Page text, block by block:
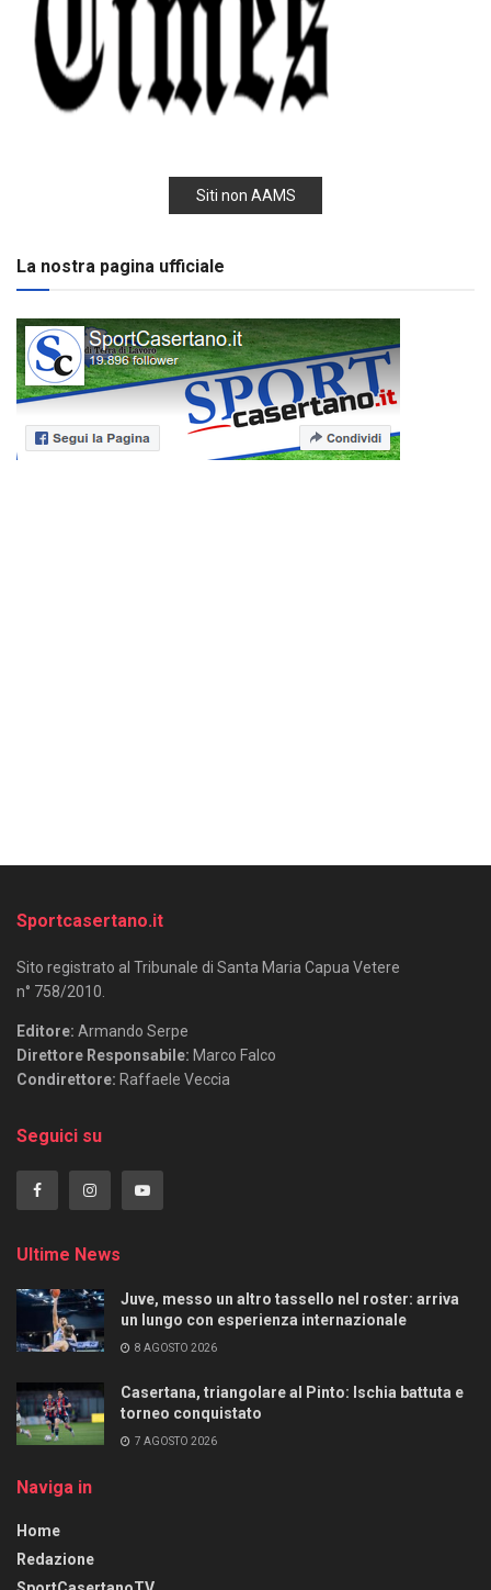
Siti non AAMS
La nostra pagina ufficiale
Sportcasertano.it
Sito registrato al Tribunale di Santa Maria Capua Vetere
n° 758/2010.
Editore: Armando Serpe
Direttore Responsabile: Marco Falco
Condirettore: Raffaele Veccia
Seguici su
Ultime News
Juve, messo un altro tassello nel roster: arriva
un lungo con esperienza internazionale
8 AGOSTO 2026
Casertana, triangolare al Pinto: Ischia battuta e
torneo conquistato
7 AGOSTO 2026
Naviga in
Home
Redazione